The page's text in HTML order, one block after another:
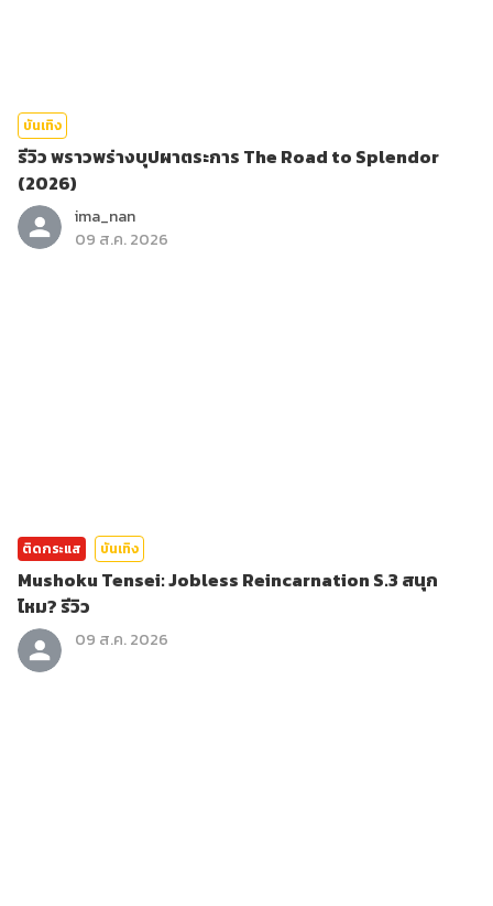
บันเทิง
รีวิว พราวพร่างบุปผาตระการ The Road to Splendor
(2026)
ima_nan
09 ส.ค. 2026
ติดกระแส บันเทิง
Mushoku Tensei: Jobless Reincarnation S.3 สนุก
ไหม? รีวิว
09 ส.ค. 2026